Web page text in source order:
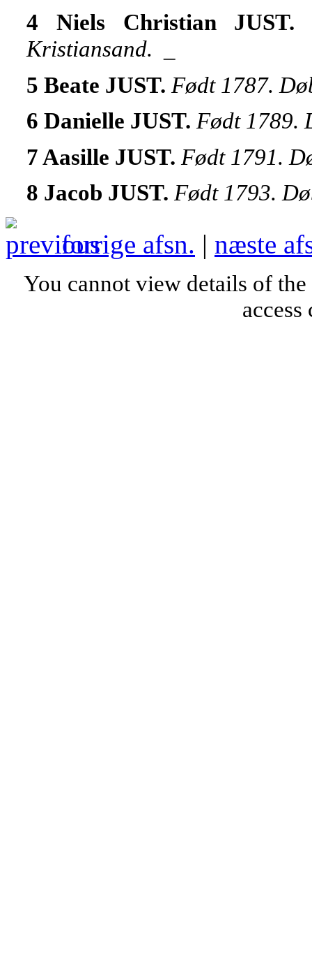
4 Niels Christian
Kristiansand.
5 Beate JUST. Født 1787.
6 Danielle JUST. Født 1789.
7 Aasille JUST. Født 1791.
8 Jacob JUST. Født 1793.
forrige afsn. | næste
You cannot view details of